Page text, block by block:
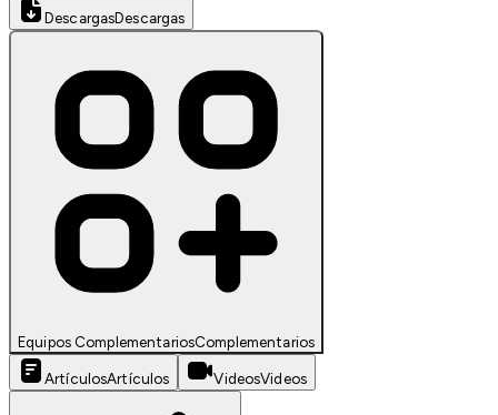
DescargasDescargas
Equipos ComplementariosComplementarios
ArtículosArtículos VideosVideos